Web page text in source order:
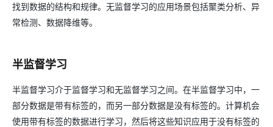
找到数据的结构和规律。无监督学习的应用场景包括聚类分析、异
常检测、数据降维等。
半监督学习
半监督学习介于监督学习和无监督学习之间。在半监督学习中，一
部分数据是带有标签的，而另一部分数据是没有标签的。计算机会
使用带有标签的数据进行学习，然后将这些知识应用于没有标签的